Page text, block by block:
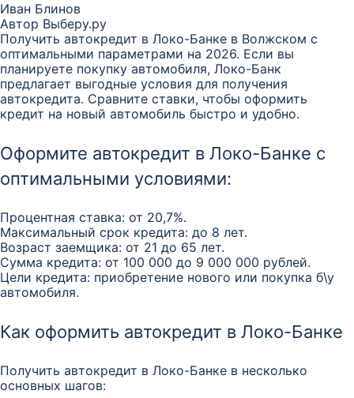
Иван Блинов
Автор Выберу.ру
Получить автокредит в Локо-Банке в Волжском с
оптимальными параметрами на 2026. Если вы
планируете покупку автомобиля, Локо-Банк
предлагает выгодные условия для получения
автокредита. Сравните ставки, чтобы оформить
кредит на новый автомобиль быстро и удобно.
Оформите автокредит в Локо-Банке с
оптимальными условиями:
Процентная ставка: от 20,7%.
Максимальный срок кредита: до 8 лет.
Возраст заемщика: от 21 до 65 лет.
Сумма кредита: от 100 000 до 9 000 000 рублей.
Цели кредита: приобретение нового или покупка б\у
автомобиля.
Как оформить автокредит в Локо-Банке
Получить автокредит в Локо-Банке в несколько
основных шагов: